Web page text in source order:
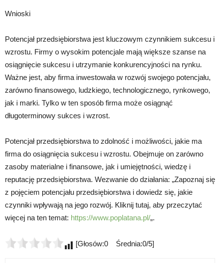
Wnioski
Potencjał przedsiębiorstwa jest kluczowym czynnikiem sukcesu i
wzrostu. Firmy o wysokim potencjale mają większe szanse na
osiągnięcie sukcesu i utrzymanie konkurencyjności na rynku.
Ważne jest, aby firma inwestowała w rozwój swojego potencjału,
zarówno finansowego, ludzkiego, technologicznego, rynkowego,
jak i marki. Tylko w ten sposób firma może osiągnąć
długoterminowy sukces i wzrost.
Potencjał przedsiębiorstwa to zdolność i możliwości, jakie ma
firma do osiągnięcia sukcesu i wzrostu. Obejmuje on zarówno
zasoby materialne i finansowe, jak i umiejętności, wiedzę i
reputację przedsiębiorstwa. Wezwanie do działania: „Zapoznaj się
z pojęciem potencjału przedsiębiorstwa i dowiedz się, jakie
czynniki wpływają na jego rozwój. Kliknij tutaj, aby przeczytać
więcej na ten temat: https://www.poplatana.pl/„.
[Głosów:0 Średnia:0/5]